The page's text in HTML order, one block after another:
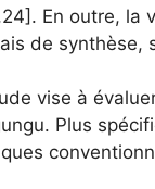
En outre,
de synthèse,
vise à
Plus